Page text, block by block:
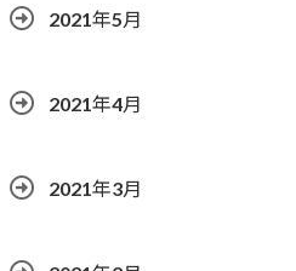
2021年5月
2021年4月
2021年3月